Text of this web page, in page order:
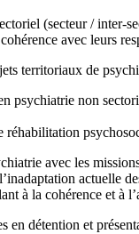
(secteur / inter-
avec leurs
territoriaux de
psychiatrie non
avec les
actuelle
à la cohérence et à
en détention et